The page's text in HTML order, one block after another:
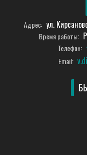
Адрес: ул.
Время работы:
Телефон:
Email: